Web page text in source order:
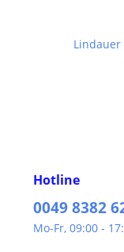
Lindauer
Hotline
0049 8382
Mo-Fr, 09:00 -